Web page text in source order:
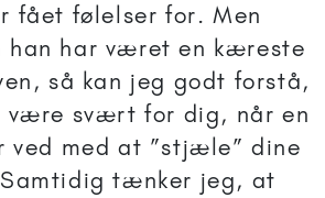
fået følelser for. Men
han har været en kæreste
så kan jeg godt forstå,
være svært for dig, når en
ved med at ”stjæle” dine
tænker jeg, at